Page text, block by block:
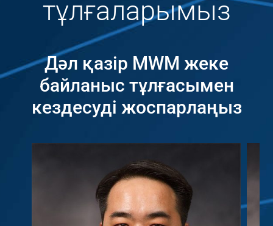
тұлғаларымыз
Дәл қазір MWM жеке
байланыс тұлғасымен
кездесуді жоспарлаңыз